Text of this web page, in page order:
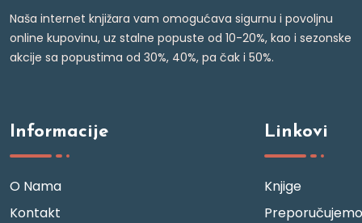
Naša internet knjižara vam omogućava sigurnu i povoljnu
online kupovinu, uz stalne popuste od 10-20%, kao i sezonske
akcije sa popustima od 30%, 40%, pa čak i 50%.
Informacije
O Nama
Kontakt
Linkovi
Knjige
Preporučujemo